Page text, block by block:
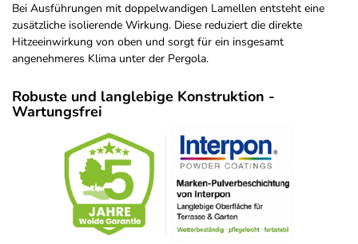
Bei Ausführungen mit doppelwandigen Lamellen entsteht eine
zusätzliche isolierende Wirkung. Diese reduziert die direkte
Hitzeeinwirkung von oben und sorgt für ein insgesamt
angenehmeres Klima unter der Pergola.
Robuste und langlebige Konstruktion -
Wartungsfrei